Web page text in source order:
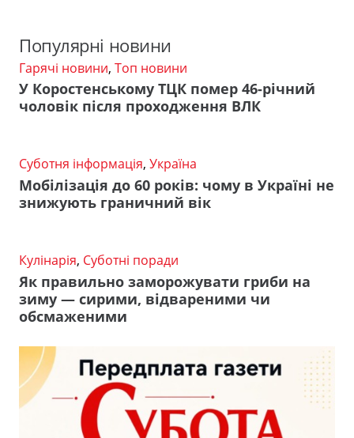
Популярні новини
Гарячі новини, Топ новини
У Коростенському ТЦК помер 46-річний
чоловік після проходження ВЛК
Суботня інформація, Україна
Мобілізація до 60 років: чому в Україні не
знижують граничний вік
Кулінарія, Суботні поради
Як правильно заморожувати гриби на
зиму — сирими, відвареними чи
обсмаженими